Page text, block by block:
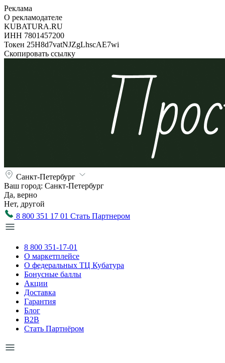
Реклама
О рекламодателе
KUBATURA.RU
ИНН 7801457200
Токен 25H8d7vatNJZgLhscAE7wi
Скопировать ссылку
Санкт-Петербург
Ваш город: Санкт-Петербург
Да, верно
Нет, другой
8 800 351 17 01 Стать Партнером
8 800 351-17-01
О маркетплейсе
О федеральных ТЦ Кубатура
Бонусные баллы
Акции
Доставка
Гарантия
Блог
B2B
Стать Партнёром